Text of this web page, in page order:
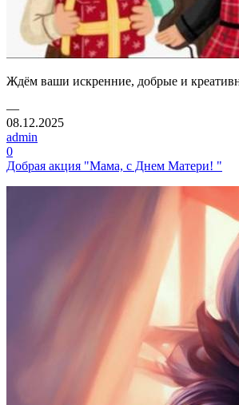
Ждём ваши искренние, добрые и
—
08.12.2025
admin
0
Добрая акция "Мама, с Днем Матери! "